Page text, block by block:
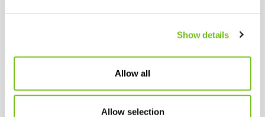
Show details
Allow all
Allow selection